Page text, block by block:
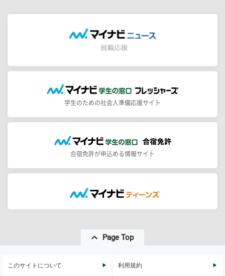
学生のための社会人準備応援サイト
合宿免許が申込める情報サイト
Page Top
このサイトについて 利用規約